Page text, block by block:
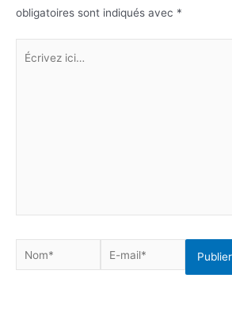
obligatoires sont indiqués avec *
Écrivez
Nom*
E-
mail*